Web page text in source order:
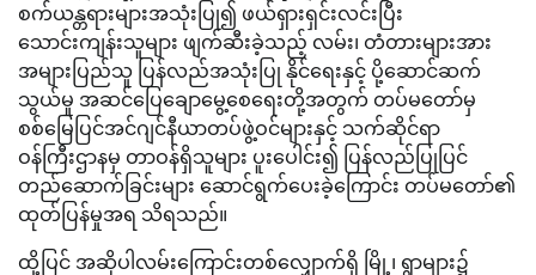
စက်ယန္တရားများအသုံးပြု၍ ဖယ်ရှားရှင်းလင်းပြီး ​
သောင်းကျန်းသူများ ဖျက်ဆီးခဲ့သည့် လမ်း၊ တံတားများအား
အများပြည်သူ ပြန်လည်အသုံးပြု နိုင်ရေးနှင့် ပို့ဆောင်ဆက်
သွယ်မှု အဆင်ပြေချောမွေ့စေရေးတို့အတွက် တပ်မတော်မှ
စစ်မြေပြင်အင်ဂျင်နီယာတပ်ဖွဲ့ဝင်များနှင့် သက်ဆိုင်ရာ
ဝန်ကြီးဌာနမှ တာဝန်ရှိသူများ ပူးပေါင်း၍ ပြန်လည်ပြုပြင်
တည်ဆောက်ခြင်းများ ဆောင်ရွက်ပေးခဲ့ကြောင်း တပ်မ​တော်၏
ထုတ်ပြန်မှုအရ သိရသည်။
ထို့ပြင် အဆိုပါလမ်းကြောင်းတစ်လျှောက်ရှိ မြို့၊ ရွာများ၌